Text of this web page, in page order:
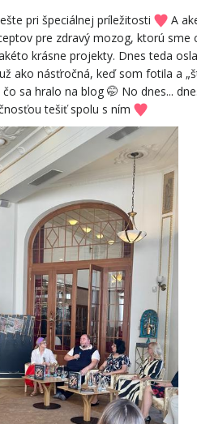
pri špeciálnej príležitosti
A
pre zdravý mozog, ktorú sme
krásne projekty. Dnes teda
ako násťročná, keď som fotila a
sa hralo na blog 🤭 No dnes...
tešiť spolu s ním